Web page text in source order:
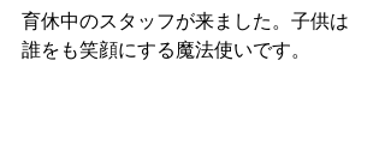
育休中のスタッフが来ました。子供は
誰をも笑顔にする魔法使いです。